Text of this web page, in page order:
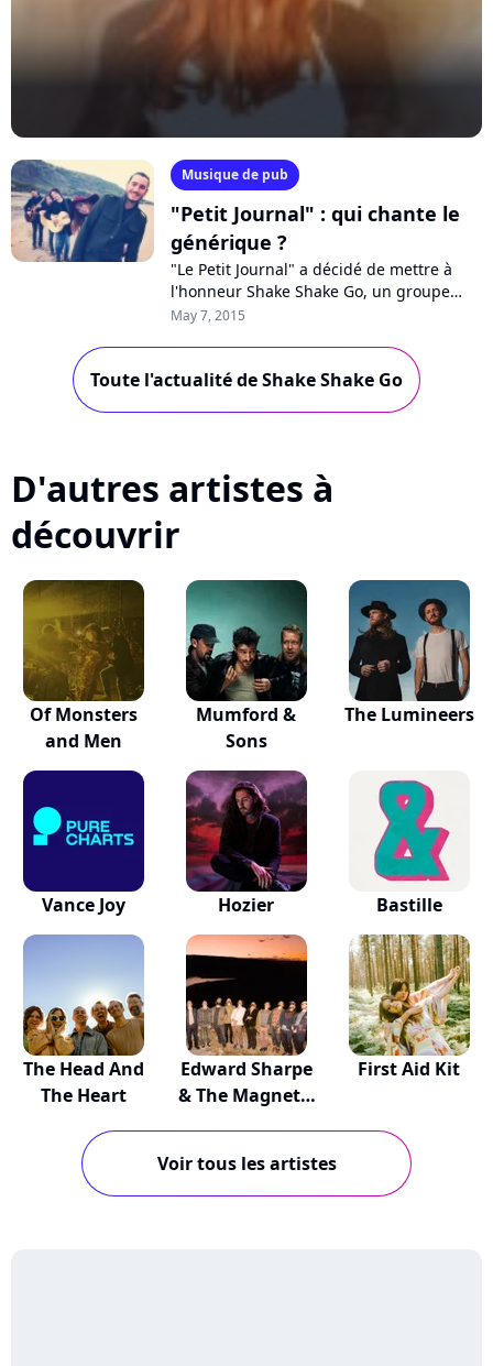
Musique de pub
"Petit Journal" : qui chante le
générique ?
"Le Petit Journal" a décidé de mettre à
l'honneur Shake Shake Go, un groupe
britannique encore méconnu mais dont
May 7, 2015
Toute l'actualité de Shake Shake Go
D'autres artistes à
découvrir
Of Monsters
and Men
Mumford &
Sons
The Lumineers
Vance Joy Hozier Bastille
The Head And
The Heart
Edward Sharpe
& The Magnetic
First Aid Kit
Voir tous les artistes